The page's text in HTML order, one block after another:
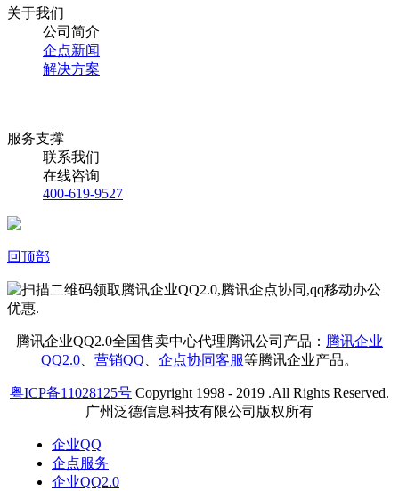
关于我们
公司简介
企点新闻
解决方案
服务支撑
联系我们
在线咨询
400-619-9527
回顶部
腾讯企业QQ2.0全国售卖中心代理腾讯公司产品： 腾讯企业
QQ2.0
营销QQ 企点协同客服等腾讯企业产品。
粤ICP备11028125号 Copyright 1998 - 2019 .All Rights Reserved.
广州泛德信息科技有限公司版权所有
企业QQ
企点服务
企业QQ2.0